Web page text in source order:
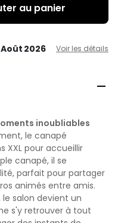
au panier
Août 2026 Voir les détails

inoubliables
le canapé
XXL pour accueillir
canapé, il se
parfait pour partager
animés entre amis.
le salon devient un
s'y retrouver à tout